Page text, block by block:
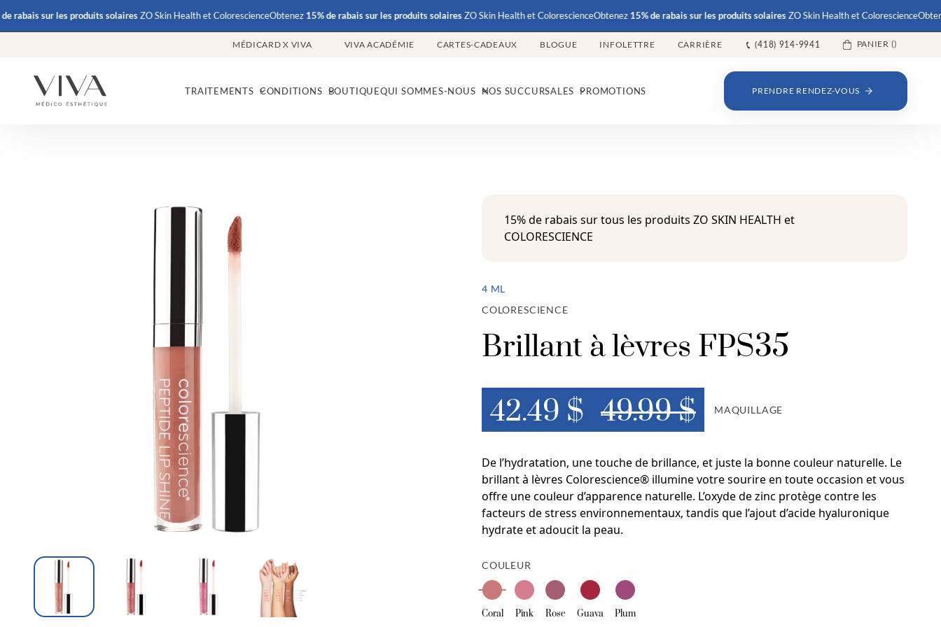
sur les produits solairesZO Skin Health et ColorescienceObtenez15% de rabais sur les produits solairesZO Skin Health et ColorescienceObtenez15% de rabais sur les produits solairesZO Skin Health et ColorescienceObtenez
MÉDICARD X VIVA VIVA ACADÉMIE CARTES-CADEAUX BLOGUE INFOLETTRE CARRIÈRE (418) 914-9941 PANIER ()
TRAITEMENTS CONDITIONS BOUTIQUEQUI SOMMES-NOUS NOS SUCCURSALES PROMOTIONS PRENDRE RENDEZ-VOUS
15% de rabais sur tous les produits ZO SKIN HEALTH et
COLORESCIENCE
4 ML
COLORESCIENCE
Brillant à lèvres FPS35
42.49 $ 49.99 $ MAQUILLAGE
De l’hydratation, une touche de brillance, et juste la bonne couleur naturelle. Le
brillant à lèvres Colorescience® illumine votre sourire en toute occasion et vous
offre une couleur d’apparence naturelle. L’oxyde de zinc protège contre les
facteurs de stress environnementaux, tandis que l’ajout d’acide hyaluronique
hydrate et adoucit la peau.
COULEUR
Coral Pink Rose Guava Plum